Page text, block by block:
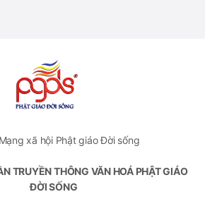
xã hội Phật giáo Đời sống
TRUYỀN THÔNG VĂN HOÁ PHẬT GIÁO
ĐỜI SỐNG